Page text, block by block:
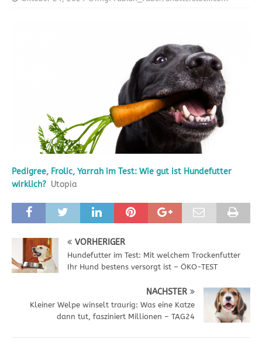
Pedigree, Frolic, Yarrah im Test: Wie gut ist Hundefutter
wirklich? Utopia
VORHERIGER
Hundefutter im Test: Mit welchem Trockenfutter
Ihr Hund bestens versorgt ist – ÖKO-TEST
NÄCHSTER
Kleiner Welpe winselt traurig: Was eine Katze
dann tut, fasziniert Millionen – TAG24